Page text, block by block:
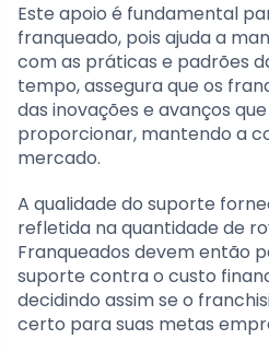
Este apoio é fundamental
franqueado, pois ajuda a
com as práticas e padrões
tempo, assegura que os
das inovações e avanços
proporcionar, mantendo a
mercado.
A qualidade do suporte
refletida na quantidade de
Franqueados devem então
suporte contra o custo
decidindo assim se o
certo para suas metas